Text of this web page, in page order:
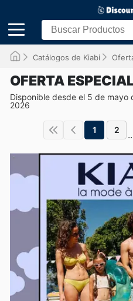
Catálogos de Kiabi
OFERTA
Disponible desde el 5 de
2026
1 2